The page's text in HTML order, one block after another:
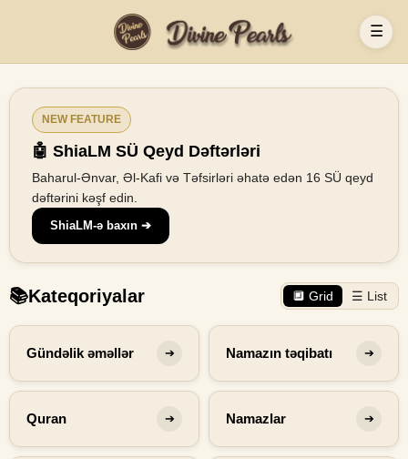
☰
NEW FEATURE
🤖 ShiaLM SÜ Qeyd Dəftərləri
Baharul-Ənvar, Əl-Kafi və Təfsirləri əhatə edən 16 SÜ qeyd
dəftərini kəşf edin.
ShiaLM-ə baxın ➔
📚Kateqoriyalar 🔲 Grid ☰ List
Gündəlik əməllər ➔ Namazın təqibatı ➔
Quran ➔ Namazlar ➔